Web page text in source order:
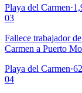
Playa del Carmen·
03
Fallece trabajador
Carmen a Puerto
Playa del Carmen·
04